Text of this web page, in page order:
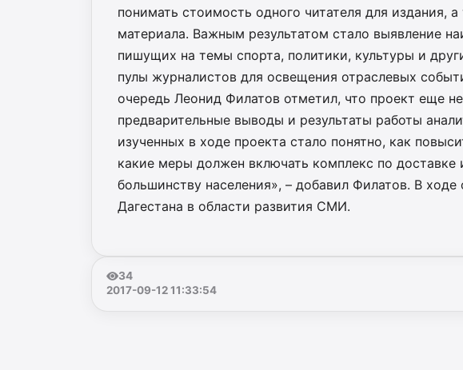
понимать стоимость одного читателя для издания,
материала. Важным результатом стало выявление
пишущих на темы спорта, политики, культуры и
пулы журналистов для освещения отраслевых
очередь Леонид Филатов отметил, что проект еще
предварительные выводы и результаты работы
изученных в ходе проекта стало понятно, как
какие меры должен включать комплекс по доставке
большинству населения», – добавил Филатов. В
Дагестана в области развития СМИ.
34
2017-09-12 11:33:54